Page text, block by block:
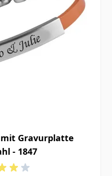
Gravurplatte
- 1847